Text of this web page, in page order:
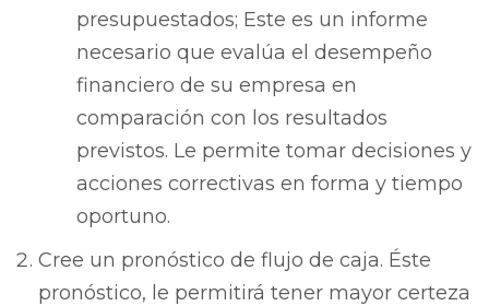
presupuestados; Este es un informe
necesario que evalúa el desempeño
financiero de su empresa en
comparación con los resultados
previstos. Le permite tomar decisiones y
acciones correctivas en forma y tiempo
oportuno.
Cree un pronóstico de flujo de caja. Éste
pronóstico, le permitirá tener mayor certeza